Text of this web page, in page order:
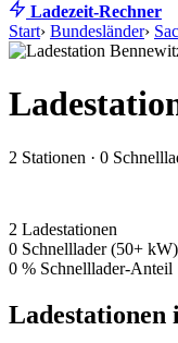
Ladezeit-Rechner
Start› Bundesländer›
2 Stationen · 0
2 Ladestationen
0 Schnelllader (50+ kW)
0 % Schnelllader-Anteil
Ladestationen